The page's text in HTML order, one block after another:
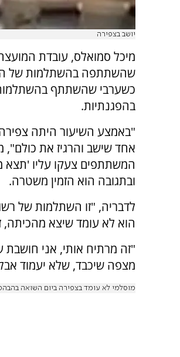
יושב בצפירה
מיכל סמואלס, עובדת
שהשתתפה בהשתלמות של
כשערבי שהשתתף
בהפגנתיות.
"באמצע השיעור היתה
אחד שישב והרגיז את
המשתתפים צעקו עליו
ובתגובה הוא הזמין משטרה.
לדבריה, "זו השתלמות של
הוא לא עומד שיצא מהכיתה,
"זה מרתיח אותי, אני
מצפה שיכבד, שלא יעמוד
מוסלמי לא עומד בצפירה ביום השואה